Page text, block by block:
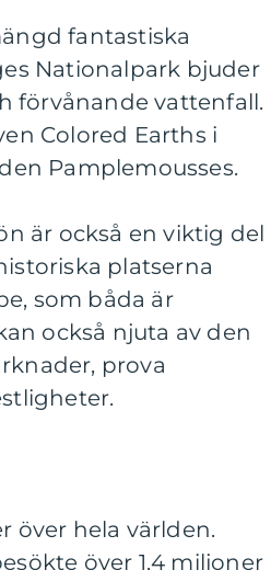
fantastiska
Nationalpark bjuder
förvånande vattenfall.
Colored Earths i
Pamplemousses.
är också en viktig del
platserna
som båda är
också njuta av den
prova
över hela världen.
över 1,4 miljoner